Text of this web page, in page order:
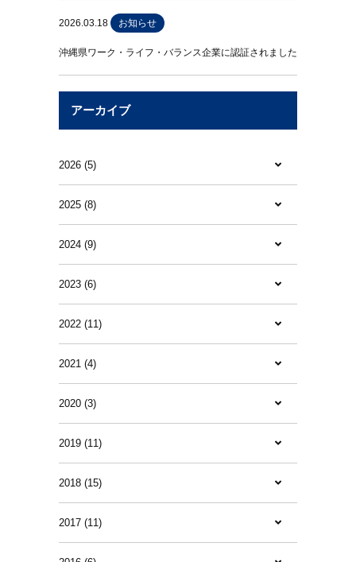
2026.03.18 お知らせ
沖縄県ワーク・ライフ・バランス企業に認証されました
アーカイブ
2026 (5)
2025 (8)
2024 (9)
2023 (6)
2022 (11)
2021 (4)
2020 (3)
2019 (11)
2018 (15)
2017 (11)